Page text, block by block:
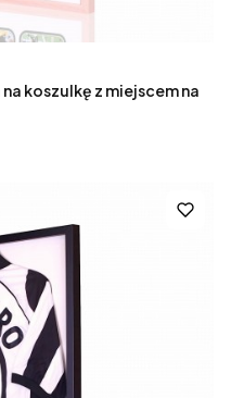
koszulkę z miejscem na